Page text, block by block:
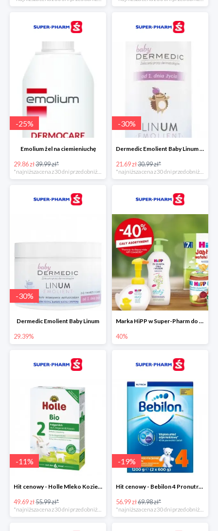
-25%
Emolium żel na ciemieniuchę
29.86 zł39.99 zł*
-30%
Dermedic Emolient Baby Linum żel do mycia ciała i włosów
21.69 zł30.99 zł*
-30%
Dermedic Emolient Baby Linum
29.39%
Marka HiPP w Super-Pharm do -40%
40%
-11%
Hit cenowy - Holle Mleko Kozie 2 Bio
49.69 zł55.99 zł*
-19%
Hit cenowy - Bebilon 4 Pronutra-Advance
56.99 zł69.98 zł*